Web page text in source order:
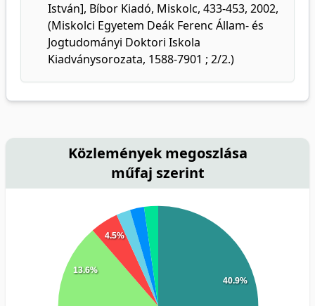
István], Bíbor Kiadó, Miskolc, 433-453, 2002,
(Miskolci Egyetem Deák Ferenc Állam- és
Jogtudományi Doktori Iskola
Kiadványsorozata, 1588-7901 ; 2/2.)
Közlemények megoszlása
műfaj szerint
40.9%
13.6%
4.5%